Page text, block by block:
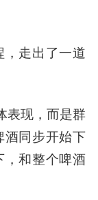
走出了一道
表现，而是群
酒同步开始下
，和整个啤酒